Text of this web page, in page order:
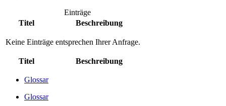
Einträge
Titel
Beschreibung
Keine Einträge entsprechen Ihrer Anfrage.
Titel Beschreibung
Glossar
Glossar